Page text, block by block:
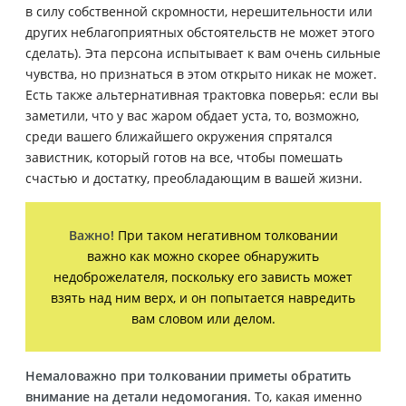
в силу собственной скромности, нерешительности или
других неблагоприятных обстоятельств не может этого
сделать). Эта персона испытывает к вам очень сильные
чувства, но признаться в этом открыто никак не может.
Есть также альтернативная трактовка поверья: если вы
заметили, что у вас жаром обдает уста, то, возможно,
среди вашего ближайшего окружения спрятался
завистник, который готов на все, чтобы помешать
счастью и достатку, преобладающим в вашей жизни.
Важно! При таком негативном толковании
важно как можно скорее обнаружить
недоброжелателя, поскольку его зависть может
взять над ним верх, и он попытается навредить
вам словом или делом.
Немаловажно при толковании приметы обратить
внимание на детали недомогания. То, какая именно